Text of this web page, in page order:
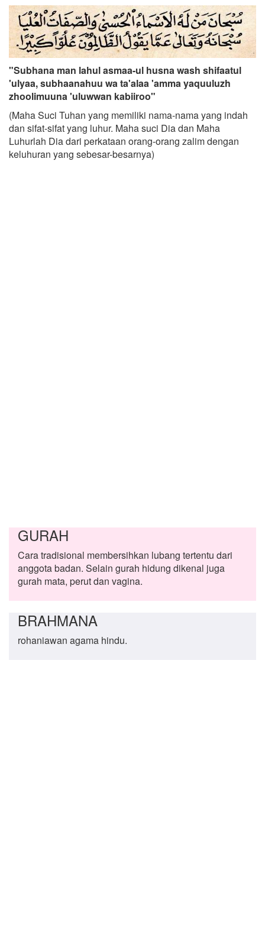
"Subhana man lahul asmaa-ul husna wash shifaatul
'ulyaa, subhaanahuu wa ta'alaa 'amma yaquuluzh
zhoolimuuna 'uluwwan kabiiroo"
(Maha Suci Tuhan yang memiliki nama-nama yang indah
dan sifat-sifat yang luhur. Maha suci Dia dan Maha
Luhurlah Dia dari perkataan orang-orang zalim dengan
keluhuran yang sebesar-besarnya)
GURAH
Cara tradisional membersihkan lubang tertentu dari
anggota badan. Selain gurah hidung dikenal juga
gurah mata, perut dan vagina.
BRAHMANA
rohaniawan agama hindu.